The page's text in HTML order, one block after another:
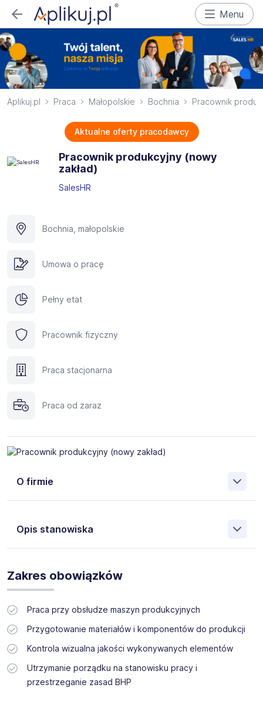
Menu
Aplikuj.pl Praca Małopolskie Bochnia Pracownik
Aktualne oferty pracodawcy
Pracownik produkcyjny (nowy
zakład)
SalesHR
Bochnia, małopolskie
Umowa o pracę
Pełny etat
Pracownik fizyczny
Praca stacjonarna
Praca od zaraz
O firmie
Opis stanowiska
zakładem w Bochni.
Szukamy 20 osób.
Pracownik produkcyjny (nowy zakład)
Zakres obowiązków
Praca przy obsłudze maszyn produkcyjnych
Przygotowanie materiałów i komponentów do produkcji
Kontrola wizualna jakości wykonywanych elementów
Utrzymanie porządku na stanowisku pracy i
przestrzeganie zasad BHP